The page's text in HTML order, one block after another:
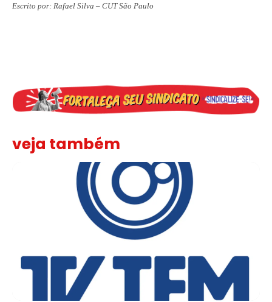
Escrito por: Rafael Silva – CUT São Paulo
veja também
Sindicato leva reivindicações à TV TEM, denunciada de cometer